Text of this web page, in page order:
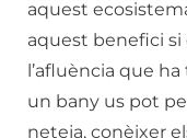
aquest
aquest benefici
l’afluència que
un bany us pot
neteja, conèixer